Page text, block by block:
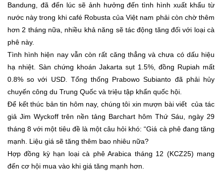
Bandung, đã đến lúc sẽ ảnh hưởng đến tình hình xuất khẩu từ
nước này trong khi café Robusta của Việt nam phải còn chờ thêm
hơn 2 tháng nữa, nhiều khả năng sẽ tác động tăng đối với loại cà
phê này.
Tình hình hiện nay vẫn còn rất căng thẳng và chưa có dấu hiệu
hạ nhiệt. Sàn chứng khoán Jakarta sụt 1.5%, đồng Rupiah mất
0.8% so với USD. Tổng thống Prabowo Subianto đã phải hủy
chuyến công du Trung Quốc và triệu tập khẩn quốc hội.
Để kết thúc bản tin hôm nay, chúng tôi xin mượn bài viết của tác
giả Jim Wyckoff trên nền tảng Barchart hôm Thứ Sáu, ngày 29
tháng 8 với một tiêu đề là một câu hỏi khó: “Giá cà phê đang tăng
mạnh. Liệu giá sẽ tăng thêm bao nhiêu nữa?
Hợp đồng kỳ hạn loại cà phê Arabica tháng 12 (KCZ25) mang
đến cơ hội mua vào khi giá tăng mạnh hơn.